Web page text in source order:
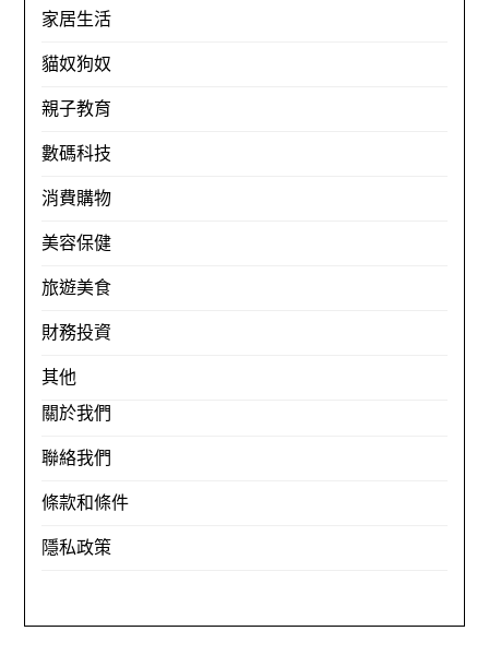
家居生活
貓奴狗奴
親子教育
數碼科技
消費購物
美容保健
旅遊美食
財務投資
其他
關於我們
聯絡我們
條款和條件
隱私政策